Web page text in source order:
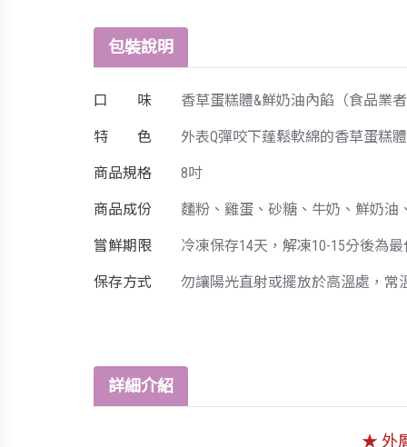
包裝說明
口 味 香草蛋糕體&鮮奶油內餡（食品業
特 色 外表Q彈咬下蓬鬆軟綿的香草蛋糕
商品規格 8吋
商品成份 麵粉、雞蛋、砂糖、牛奶、鮮奶油
嘗鮮期限 冷凍保存14天，解凍10-15分後為
保存方式 勿讓陽光直射或擺放於高溫處，常
詳細介紹
★ 外